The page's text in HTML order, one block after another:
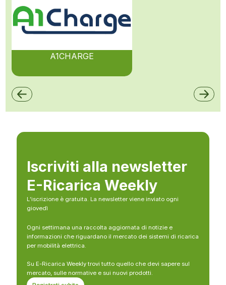
A1CHARGE
Iscriviti alla newsletter
E-Ricarica Weekly
L’iscrizione è gratuita. La newsletter viene inviato ogni
giovedì
Ogni settimana una raccolta aggiornata di notizie e
informazioni che riguardano il mercato dei sistemi di ricarica
per mobilità elettrica.
Su E-Ricarica Weekly trovi tutto quello che devi sapere sul
mercato, sulle normative e sui nuovi prodotti.